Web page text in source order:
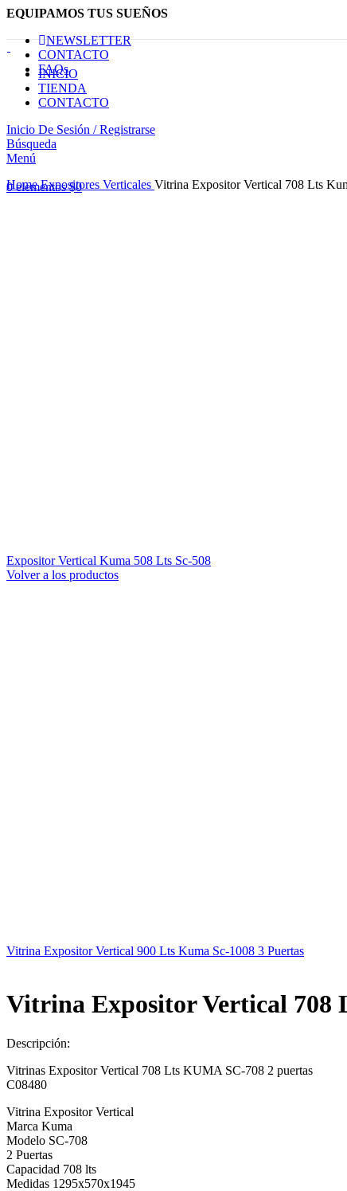
EQUIPAMOS TUS SUEÑOS
NEWSLETTER
CONTACTO
FAQs
INICIO
TIENDA
CONTACTO
Inicio De Sesión / Registrarse
Búsqueda
Menú
0elementos $0
HomeExpositores Verticales Vitrina Expositor Vertical 708 Lts
Expositor Vertical Kuma 508 Lts Sc-508
Volver a los productos
Vitrina Expositor Vertical 900 Lts Kuma Sc-1008 3 Puertas
Vitrina Expositor Vertical 708
Descripción:
Vitrinas Expositor Vertical 708 Lts KUMA SC-708 2 puertas
C08480
Vitrina Expositor Vertical
Marca Kuma
Modelo SC-708
2 Puertas
Capacidad 708 lts
Medidas 1295x570x1945